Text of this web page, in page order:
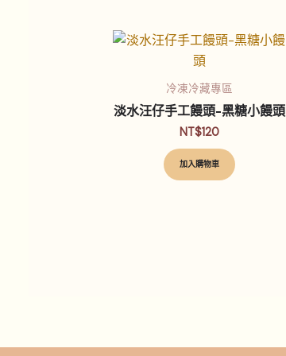
冷凍冷藏專區
淡水汪仔手工饅頭-黑糖小饅頭
NT$120
加入購物車